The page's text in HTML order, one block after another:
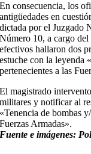
En consecuencia, los
antigüedades en
dictada por el Juzgado
Número 10, a cargo
efectivos hallaron dos
estuche con la leyenda
pertenecientes a las
El magistrado
militares y notificar al
«Tenencia de bombas
Fuerzas Armadas».
Fuente e imágenes: